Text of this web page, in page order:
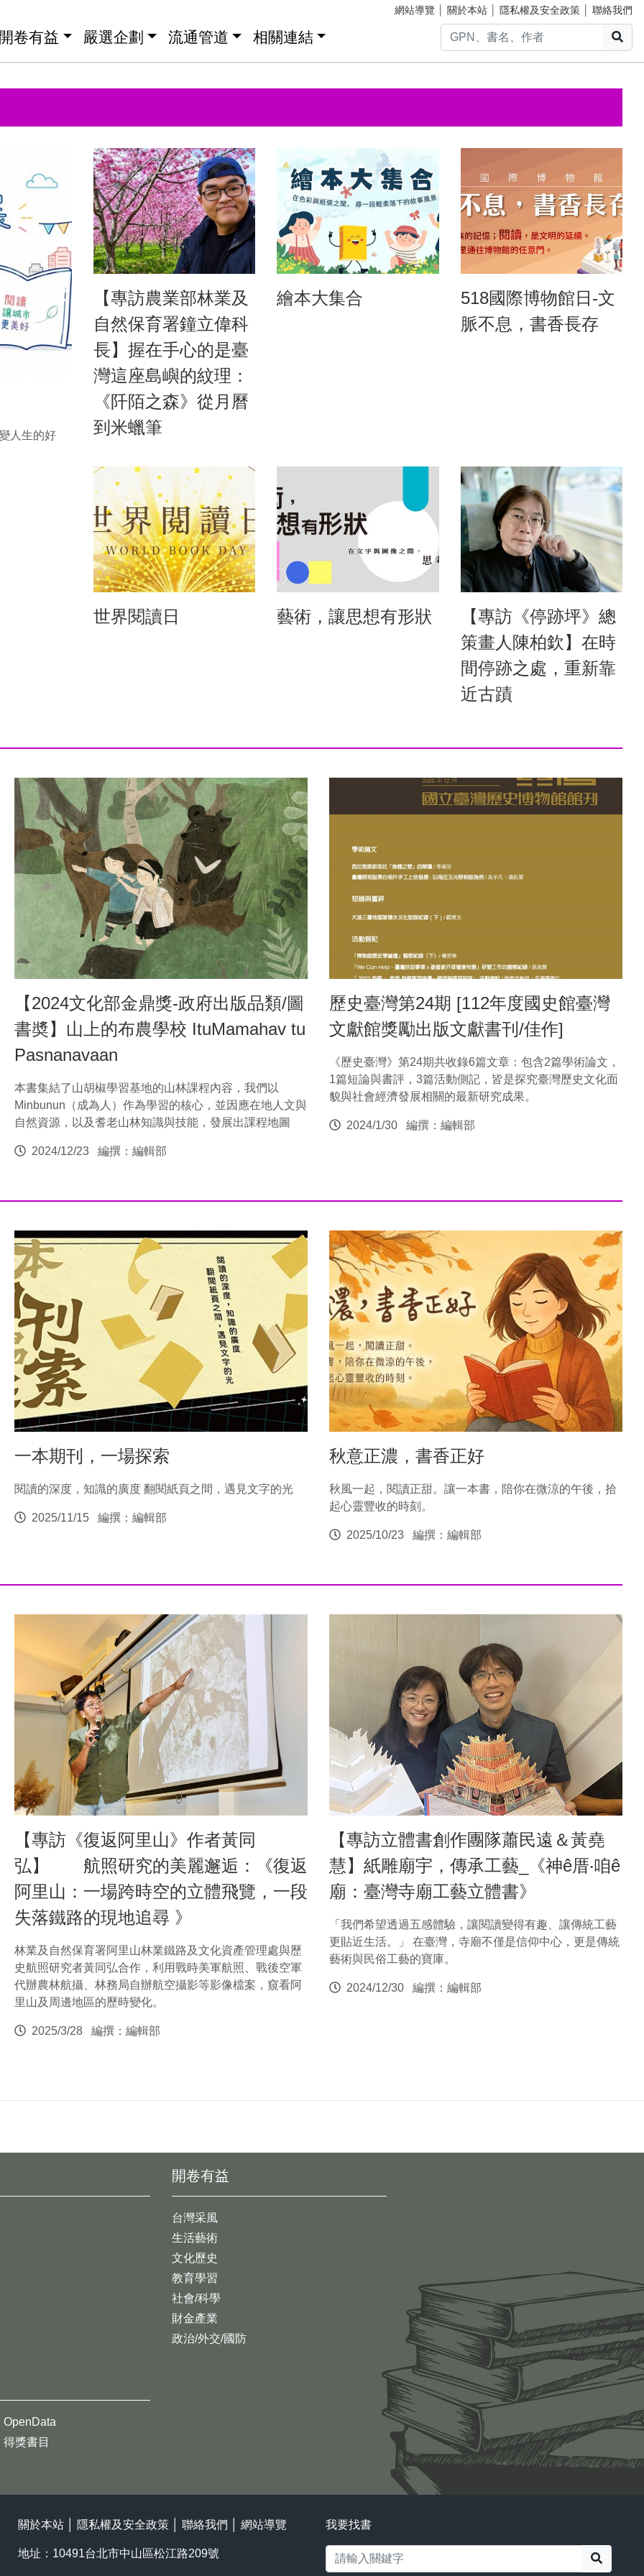
網站導覽 關於本站 隱私權及安全政策 聯絡我們
卷有益 嚴選企劃 流通管道 相關連結
人生的好
【專訪農業部林業及
自然保育署鐘立偉科
長】握在手心的是臺
灣這座島嶼的紋理：
《阡陌之森》從月曆
到米蠟筆
繪本大集合
518國際博物館日-文
脈不息，書香長存
世界閱讀日 藝術，讓思想有形狀
【專訪《停跡坪》總
策畫人陳柏欽】在時
間停跡之處，重新靠
近古蹟
【2024文化部金鼎獎-政府出版品類/圖
書奬】山上的布農學校 ItuMamahav tu
Pasnanavaan
本書集結了山胡椒學習基地的山林課程內容，我們以
Minbunun（成為人）作為學習的核心，並因應在地人文與
自然資源，以及耆老山林知識與技能，發展出課程地圖
2024/12/23 編撰：編輯部
歷史臺灣第24期 [112年度國史館臺灣
文獻館獎勵出版文獻書刊/佳作]
《歷史臺灣》第24期共收錄6篇文章：包含2篇學術論文，
1篇短論與書評，3篇活動側記，皆是探究臺灣歷史文化面
貌與社會經濟發展相關的最新研究成果。
2024/1/30 編撰：編輯部
一本期刊，一場探索
閱讀的深度，知識的廣度 翻閱紙頁之間，遇見文字的光
2025/11/15 編撰：編輯部
秋意正濃，書香正好
秋風一起，閱讀正甜。讓一本書，陪你在微涼的午後，拾
起心靈豐收的時刻。
2025/10/23 編撰：編輯部
【專訪《復返阿里山》作者黃同
弘】 航照研究的美麗邂逅：《復返
阿里山：一場跨時空的立體飛覽，一段
失落鐵路的現地追尋 》
林業及自然保育署阿里山林業鐵路及文化資產管理處與歷
史航照研究者黃同弘合作，利用戰時美軍航照、戰後空軍
代辦農林航攝、林務局自辦航空攝影等影像檔案，窺看阿
里山及周邊地區的歷時變化。
2025/3/28 編撰：編輯部
【專訪立體書創作團隊蕭民遠＆黃堯
慧】紙雕廟宇，傳承工藝_《神ê厝‧咱ê
廟：臺灣寺廟工藝立體書》
「我們希望透過五感體驗，讓閱讀變得有趣、讓傳統工藝
更貼近生活。」 在臺灣，寺廟不僅是信仰中心，更是傳統
藝術與民俗工藝的寶庫。
2024/12/30 編撰：編輯部
開卷有益
台灣采風
生活藝術
文化歷史
教育學習
社會/科學
財金產業
政治/外交/國防
OpenData
得獎書目
關於本站 隱私權及安全政策 聯絡我們 網站導覽
地址：10491台北市中山區松江路209號
我要找書